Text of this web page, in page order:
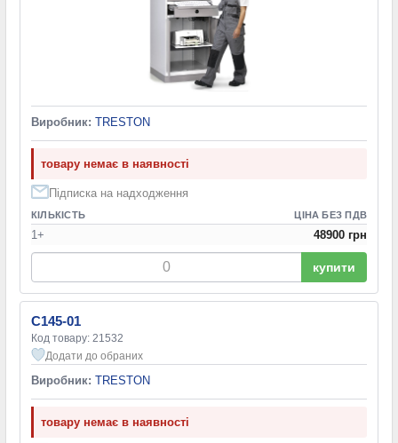
Виробник: TRESTON
товару немає в наявності
Підписка на надходження
КІЛЬКІСТЬ ЦІНА БЕЗ ПДВ
1+ 48900 грн
купити
C145-01
Код товару: 21532
Додати до обраних
Виробник: TRESTON
товару немає в наявності